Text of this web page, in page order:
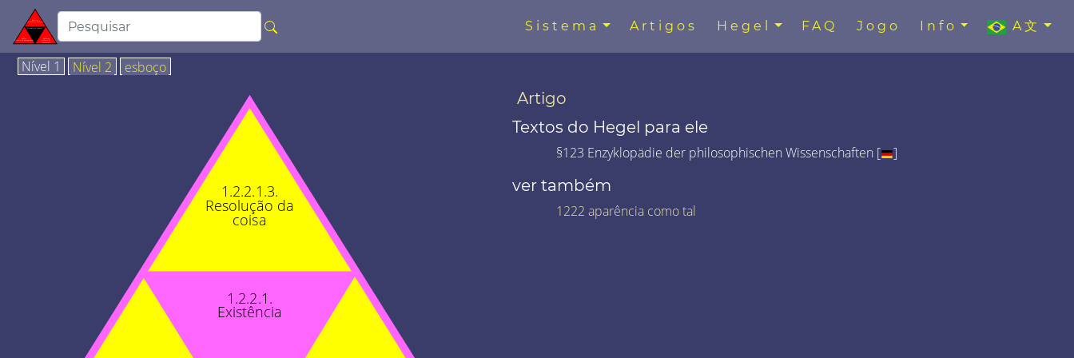
Sistema Artigos Hegel FAQ Jogo Info A文
Nível 1 Nível 2 esboço
1.2.2.1.
Existência
1.2.2.1.3.
Resolução da
coisa
Artigo
Textos do Hegel para ele
§123 Enzyklopädie der philosophischen Wissenschaften [ ]
ver também
1222 aparência como tal